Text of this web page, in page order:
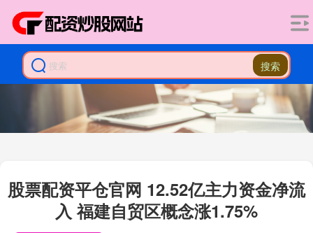
搜索
股票配资平仓官网 12.52亿主力资金净流
入 福建自贸区概念涨1.75%